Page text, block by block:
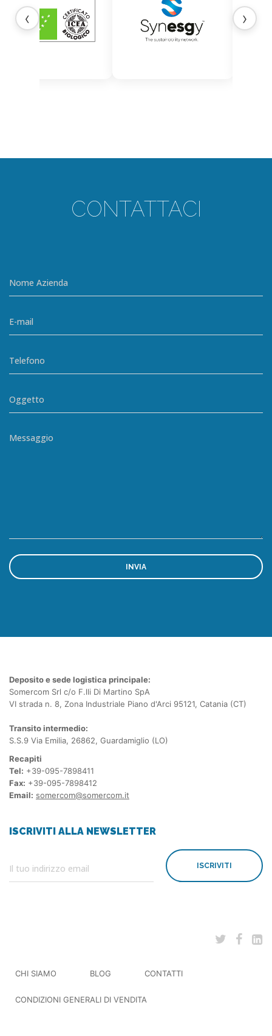
‹ ›
CONTATTACI
Deposito e sede logistica principale:
Somercom Srl c/o F.lli Di Martino SpA
VI strada n. 8, Zona Industriale Piano d'Arci 95121, Catania (CT)
Transito intermedio:
S.S.9 Via Emilia, 26862, Guardamiglio (LO)
Recapiti
Tel: +39-095-7898411
Fax: +39-095-7898412
Email: somercom@somercom.it
ISCRIVITI ALLA NEWSLETTER
ISCRIVITI
CHI SIAMO BLOG CONTATTI
CONDIZIONI GENERALI DI VENDITA